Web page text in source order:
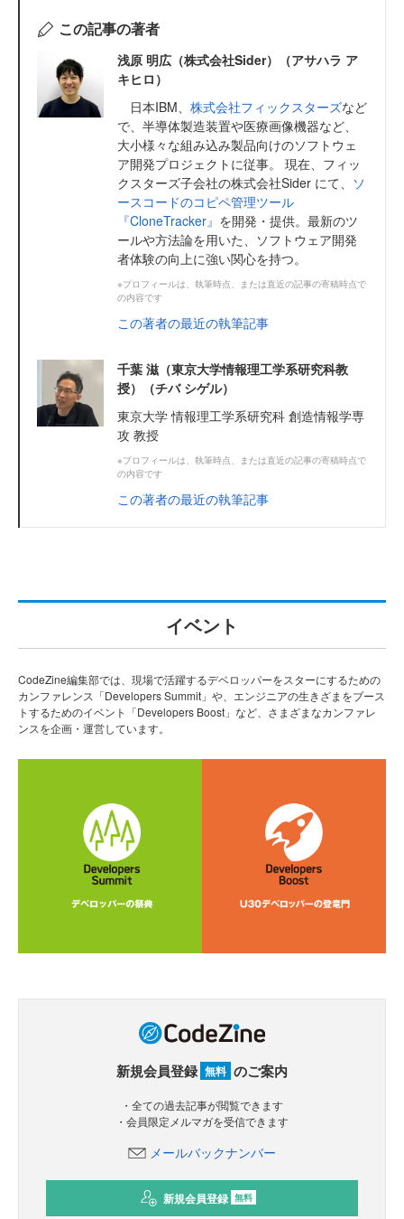
この記事の著者
浅原 明広（株式会社Sider）（アサハラ ア
キヒロ）
日本IBM、 株式会社フィックスターズなど
で、半導体製造装置や医療画像機器など、
大小様々な組み込み製品向けのソフトウェ
ア開発プロジェクトに従事。 現在、フィッ
クスターズ子会社の株式会社Sider にて、 ソ
ースコードのコピペ管理ツール
『CloneTracker』 を開発・提供。最新のツ
ールや方法論を用いた、ソフトウェア開発
者体験の向上に強い関心を持つ。
※プロフィールは、執筆時点、または直近の記事の寄稿時点で
の内容です
この著者の最近の執筆記事
千葉 滋（東京大学情報理工学系研究科教
授）（チバ シゲル）
東京大学 情報理工学系研究科 創造情報学専
攻 教授
※プロフィールは、執筆時点、または直近の記事の寄稿時点で
の内容です
この著者の最近の執筆記事
イベント
CodeZine編集部では、現場で活躍するデベロッパーをスターにするための
カンファレンス「Developers Summit」や、エンジニアの生きざまをブース
トするためのイベント「Developers Boost」など、さまざまなカンファレ
ンスを企画・運営しています。
新規会員登録 無料 のご案内
・全ての過去記事が閲覧できます
・会員限定メルマガを受信できます
メールバックナンバー
新規会員登録 無料